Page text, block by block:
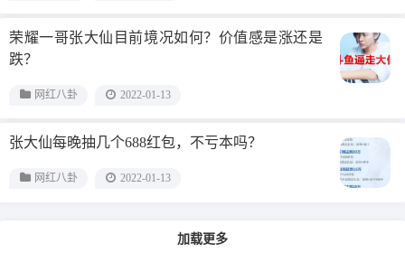
荣耀一哥张大仙目前境况如何？价值感是涨还是
跌？
网红八卦 2022-01-13
张大仙每晚抽几个688红包，不亏本吗？
网红八卦 2022-01-13
加载更多